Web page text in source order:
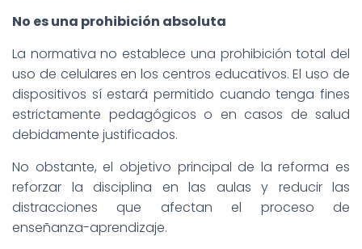
No es una prohibición absoluta
La normativa no establece una prohibición total del
uso de celulares en los centros educativos. El uso de
dispositivos sí estará permitido cuando tenga fines
estrictamente pedagógicos o en casos de salud
debidamente justificados.
No obstante, el objetivo principal de la reforma es
reforzar la disciplina en las aulas y reducir las
distracciones que afectan el proceso de
enseñanza-aprendizaje.